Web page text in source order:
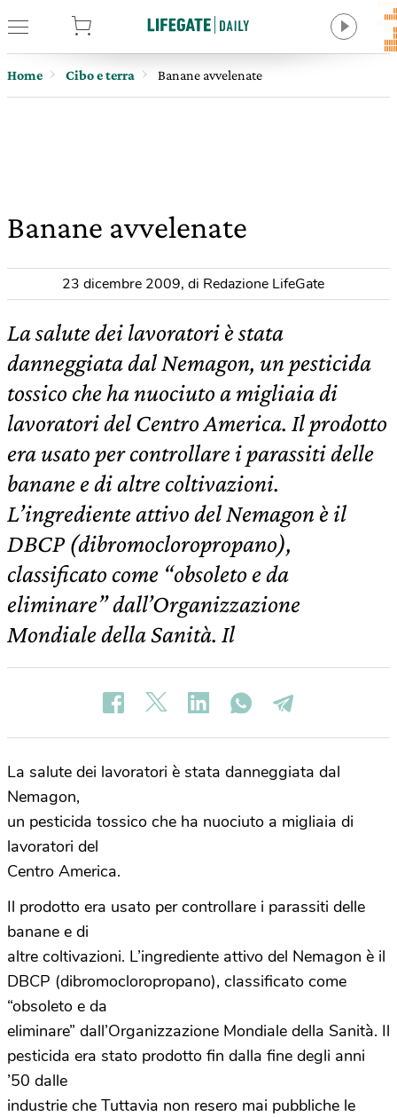
Home Cibo e terra Banane avvelenate
Banane avvelenate
23 dicembre 2009, di Redazione LifeGate
La salute dei lavoratori è stata
danneggiata dal Nemagon, un pesticida
tossico che ha nuociuto a migliaia di
lavoratori del Centro America. Il prodotto
era usato per controllare i parassiti delle
banane e di altre coltivazioni.
L’ingrediente attivo del Nemagon è il
DBCP (dibromocloropropano),
classificato come “obsoleto e da
eliminare” dall’Organizzazione
Mondiale della Sanità. Il
La salute dei lavoratori è stata danneggiata dal
Nemagon,
un pesticida tossico che ha nuociuto a migliaia di
lavoratori del
Centro America.
Il prodotto era usato per controllare i parassiti delle
banane e di
altre coltivazioni. L’ingrediente attivo del Nemagon è il
DBCP (dibromocloropropano), classificato come
“obsoleto e da
eliminare” dall’Organizzazione Mondiale della Sanità. Il
pesticida era stato prodotto fin dalla fine degli anni
’50 dalle
industrie che Tuttavia non resero mai pubbliche le